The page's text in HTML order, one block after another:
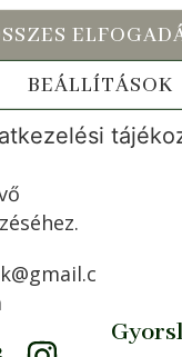
BEÁLLÍTÁSOK
és
igényes